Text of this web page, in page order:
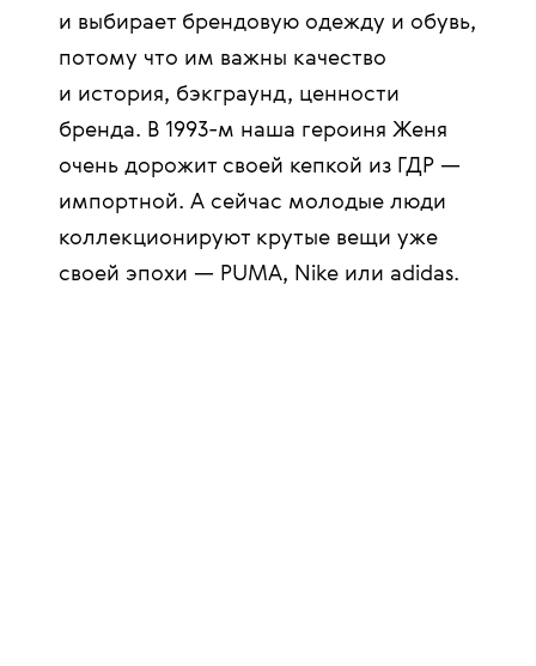
и выбирает брендовую одежду и обувь,
потому что им важны качество
и история, бэкграунд, ценности
бренда. В 1993-м наша героиня Женя
очень дорожит своей кепкой из ГДР —
импортной. А сейчас молодые люди
коллекционируют крутые вещи уже
своей эпохи — PUMA, Nike или adidas.